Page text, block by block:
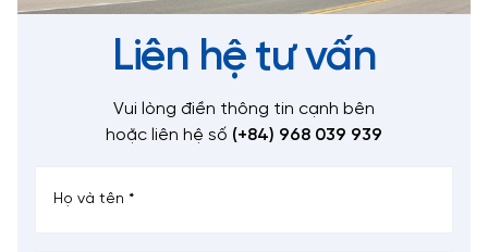
Liên hệ tư vấn
Vui lòng điền thông tin cạnh bên
hoặc liên hệ số (+84) 968 039 939